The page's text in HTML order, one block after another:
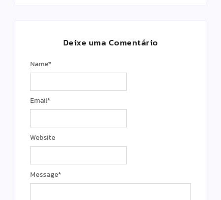
Deixe uma Comentário
Message*
Name*
Email*
Website